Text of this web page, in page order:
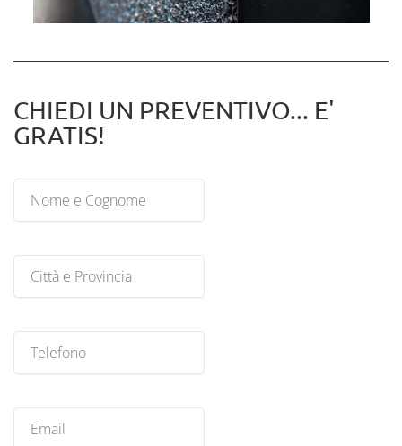
CHIEDI UN PREVENTIVO... E'
GRATIS!